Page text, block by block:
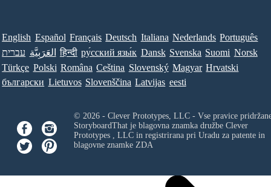
English Español Français Deutsch Italiana Nederlands Português
עברית العَرَبِيَّة हिन्दी ру́сский язы́к Dansk Svenska Suomi Norsk
Türkçe Polski Româna Ceština Slovenský Magyar Hrvatski
български Lietuvos Slovenščina Latvijas eesti
© 2026 - Clever Prototypes, LLC - Vse pravice
StoryboardThat je blagovna znamka družbe Clever
Prototypes , LLCin registrirana pri Uradu za patente in
blagovne znamke ZDA